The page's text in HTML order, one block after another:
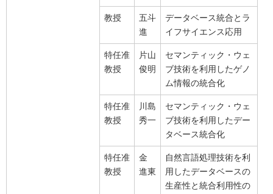
教授
五斗
進
データベース統合とラ
イフサイエンス応用
特任准
教授
片山
俊明
セマンティック・ウェ
ブ技術を利用したゲノ
ム情報の統合化
特任准
教授
川島
秀一
セマンティック・ウェ
ブ技術を利用したデー
タベース統合化
特任准
教授
金
進東
自然言語処理技術を利
用したデータベースの
生産性と統合利用性の